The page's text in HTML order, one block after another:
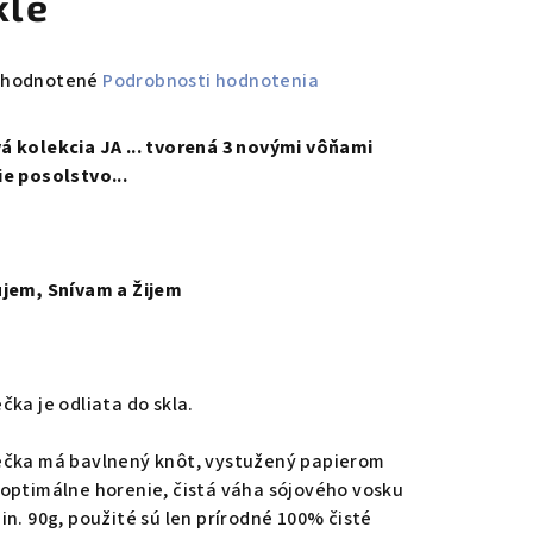
Podrobnosti hodnotenia
kolekcia JA ... tvorená 3 novými vôňami
posolstvo...
Snívam a Žijem
je odliata do skla.
má bavlnený knôt, vystužený papierom
horenie, čistá váha sójového vosku
90g, použité sú len prírodné 100% čisté